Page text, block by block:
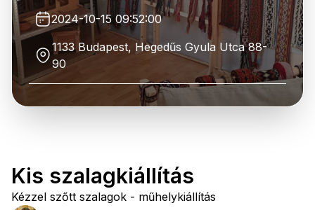
2024-10-15 09:52:00
1133 Budapest, Hegedűs Gyula Utca 88-
90
Kis szalagkiállítás
Kézzel szőtt szalagok - műhelykiállítás